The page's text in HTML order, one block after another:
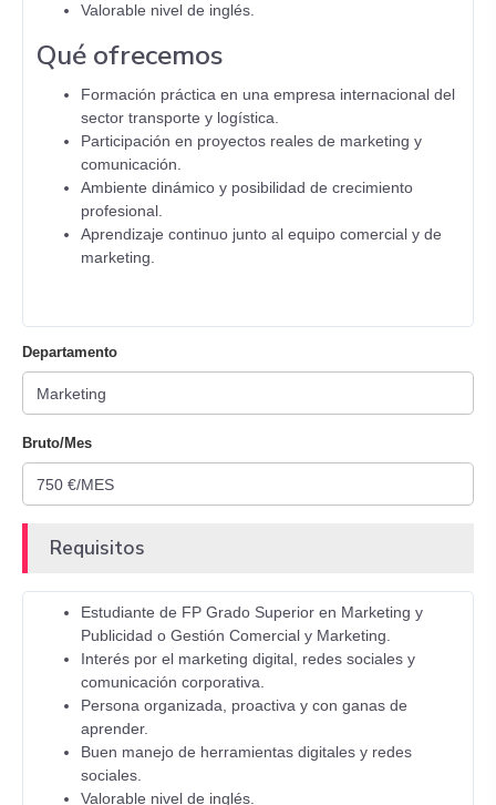
Valorable nivel de inglés.
Qué ofrecemos
Formación práctica en una empresa internacional del
sector transporte y logística.
Participación en proyectos reales de marketing y
comunicación.
Ambiente dinámico y posibilidad de crecimiento
profesional.
Aprendizaje continuo junto al equipo comercial y de
marketing.
Departamento
Bruto/Mes
Requisitos
Estudiante de FP Grado Superior en Marketing y
Publicidad o Gestión Comercial y Marketing.
Interés por el marketing digital, redes sociales y
comunicación corporativa.
Persona organizada, proactiva y con ganas de
aprender.
Buen manejo de herramientas digitales y redes
sociales.
Valorable nivel de inglés.